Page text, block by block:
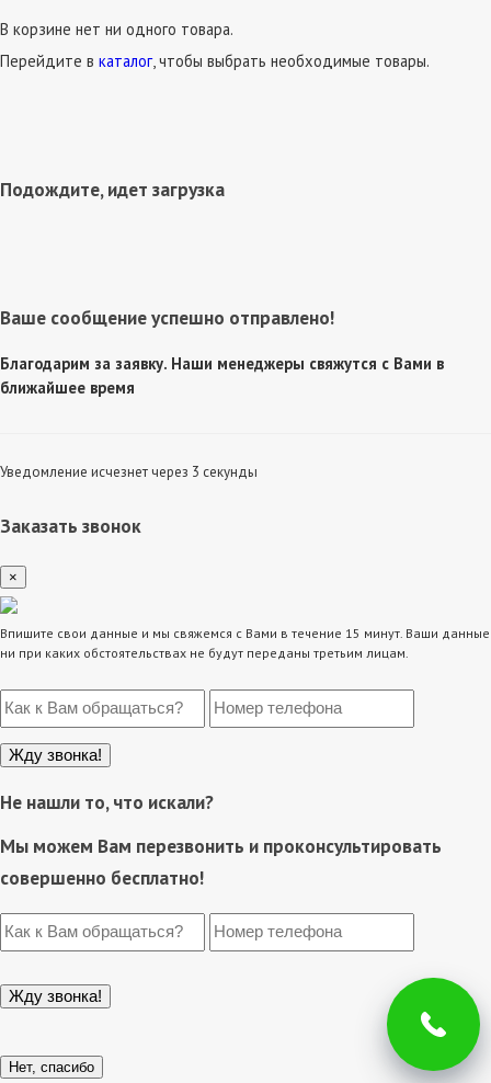
В корзине нет ни одного товара.
Перейдите в каталог, чтобы выбрать необходимые товары.
Подождите, идет загрузка
Ваше сообщение успешно отправлено!
Благодарим за заявку. Наши менеджеры свяжутся с Вами в
ближайшее время
Уведомление исчезнет через 3 секунды
Заказать звонок
×
Впишите свои данные и мы свяжемся с Вами в течение 15 минут. Ваши данные
ни при каких обстоятельствах не будут переданы третьим лицам.
Не нашли то, что искали?
Мы можем Вам перезвонить и проконсультировать
совершенно бесплатно!
Нет, спасибо